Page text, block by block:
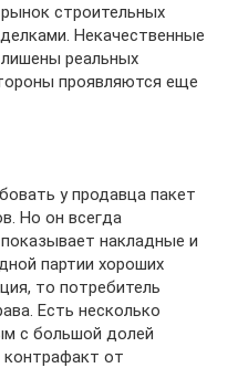
строительных
Некачественные
реальных
проявляются еще
у продавца пакет
Но он всегда
накладные и
партии хороших
то потребитель
Есть несколько
с большой долей
от